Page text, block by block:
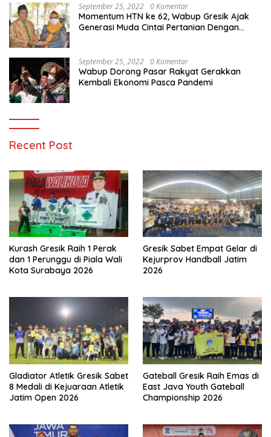
September 25, 2022 0 Komentar
Momentum HTN ke 62, Wabup Gresik Ajak
Generasi Muda Cintai Pertanian Dengan
September 25, 2022 0 Komentar
Wabup Dorong Pasar Rakyat Gerakkan
Kembali Ekonomi Pasca Pandemi
Recent Post
Kurash Gresik Raih 1 Perak
dan 1 Perunggu di Piala Wali
Kota Surabaya 2026
Gresik Sabet Empat Gelar di
Kejurprov Handball Jatim
2026
Gladiator Atletik Gresik Sabet
8 Medali di Kejuaraan Atletik
Jatim Open 2026
Gateball Gresik Raih Emas di
East Java Youth Gateball
Championship 2026